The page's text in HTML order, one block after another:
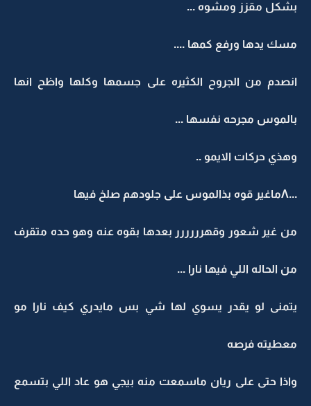
بشكل مقزز ومشوه ...
مسك يدها ورفع كمها ....
انصدم من الجروح الكثيره على جسمها وكلها واظح انها
بالموس مجرحه نفسها ...
وهذي حركات الايمو ..
...Λماغير قوه بذالموس على جلودهم صلخ فيها
من غير شعور وقهرررررر بعدها بقوه عنه وهو حده متقرف
من الحاله اللي فيها نارا ...
يتمنى لو يقدر يسوي لها شي بس مايدري كيف نارا مو
معطيته فرصه
واذا حتى على ريان ماسمعت منه بيجي هو عاد اللي بتسمع